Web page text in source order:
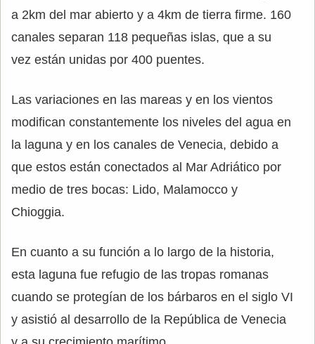
a 2km del mar abierto y a 4km de tierra firme. 160
canales separan 118 pequeñas islas, que a su
vez están unidas por 400 puentes.
Las variaciones en las mareas y en los vientos
modifican constantemente los niveles del agua en
la laguna y en los canales de Venecia, debido a
que estos están conectados al Mar Adriático por
medio de tres bocas: Lido, Malamocco y
Chioggia.
En cuanto a su función a lo largo de la historia,
esta laguna fue refugio de las tropas romanas
cuando se protegían de los bárbaros en el siglo VI
y asistió al desarrollo de la República de Venecia